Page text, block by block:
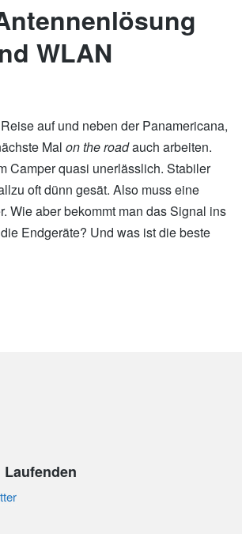
WLAN
auf und neben der Panamericana,
Mal on the roadauch arbeiten.
Camper quasi unerlässlich. Stabiler
oft dünn gesät. Also muss eine
Wie aber bekommt man das Signal ins
Endgeräte? Und was ist die beste